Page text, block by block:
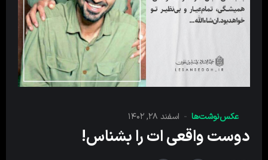
عکس‌نوشت‌ها اسفند ۲۸, ۱۴۰۲
دوست واقعی ات را بشناس!